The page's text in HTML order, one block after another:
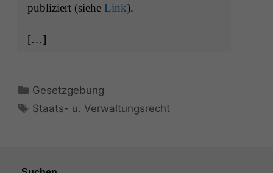
pub­liziert (siehe Link).
[…]
Kategorien
Gesetzgebung
Schlagwörter
Staats- u. Verwaltungsrecht